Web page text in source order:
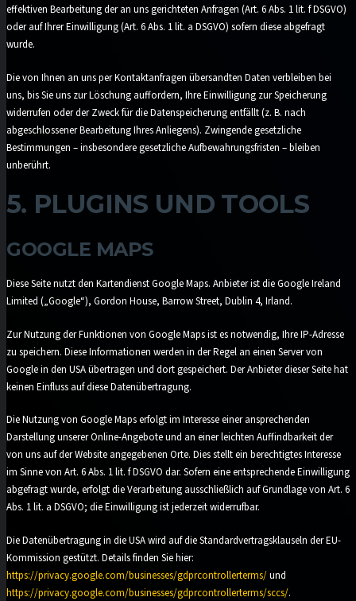
effektiven Bearbeitung der an uns gerichteten Anfragen (Art. 6 Abs. 1 lit. f DSGVO)
oder auf Ihrer Einwilligung (Art. 6 Abs. 1 lit. a DSGVO) sofern diese abgefragt
wurde.
Die von Ihnen an uns per Kontaktanfragen übersandten Daten verbleiben bei
uns, bis Sie uns zur Löschung auffordern, Ihre Einwilligung zur Speicherung
widerrufen oder der Zweck für die Datenspeicherung entfällt (z. B. nach
abgeschlossener Bearbeitung Ihres Anliegens). Zwingende gesetzliche
Bestimmungen – insbesondere gesetzliche Aufbewahrungsfristen – bleiben
unberührt.
5. PLUGINS UND TOOLS
GOOGLE MAPS
Diese Seite nutzt den Kartendienst Google Maps. Anbieter ist die Google Ireland
Limited („Google“), Gordon House, Barrow Street, Dublin 4, Irland.
Zur Nutzung der Funktionen von Google Maps ist es notwendig, Ihre IP-Adresse
zu speichern. Diese Informationen werden in der Regel an einen Server von
Google in den USA übertragen und dort gespeichert. Der Anbieter dieser Seite hat
keinen Einfluss auf diese Datenübertragung.
Die Nutzung von Google Maps erfolgt im Interesse einer ansprechenden
Darstellung unserer Online-Angebote und an einer leichten Auffindbarkeit der
von uns auf der Website angegebenen Orte. Dies stellt ein berechtigtes Interesse
im Sinne von Art. 6 Abs. 1 lit. f DSGVO dar. Sofern eine entsprechende Einwilligung
abgefragt wurde, erfolgt die Verarbeitung ausschließlich auf Grundlage von Art. 6
Abs. 1 lit. a DSGVO; die Einwilligung ist jederzeit widerrufbar.
Die Datenübertragung in die USA wird auf die Standardvertragsklauseln der EU-
Kommission gestützt. Details finden Sie hier:
https://privacy.google.com/businesses/gdprcontrollerterms/und
https://privacy.google.com/businesses/gdprcontrollerterms/sccs/.